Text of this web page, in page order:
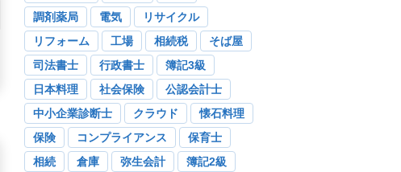
調剤薬局
電気
リサイクル
リフォーム
工場 相続税
そば屋
司法書士
行政書士
簿記3級
日本料理
社会保険
公認会計士
中小企業診断士
クラウド
懐石料理
保険
コンプライアンス
保育士
相続
倉庫 弥生会計
簿記2級